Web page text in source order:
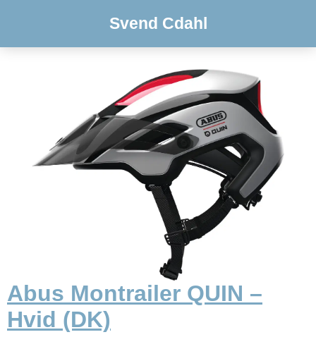
Svend Cdahl
Abus Montrailer QUIN –
Hvid (DK)